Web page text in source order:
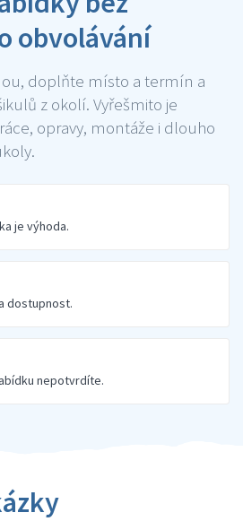
obvolávání
doplňte místo a termín a
z okolí. Vyřešmito je
opravy, montáže i dlouho
je výhoda.
dostupnost.
nepotvrdíte.